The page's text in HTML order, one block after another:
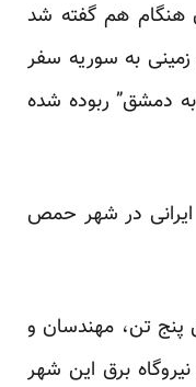
هنگام هم گفته شد
زمینی به سوریه سفر
دمشق” ربوده شده
ایرانی در شهر حمص
پنج تن، مهندسان و
برق این شهر